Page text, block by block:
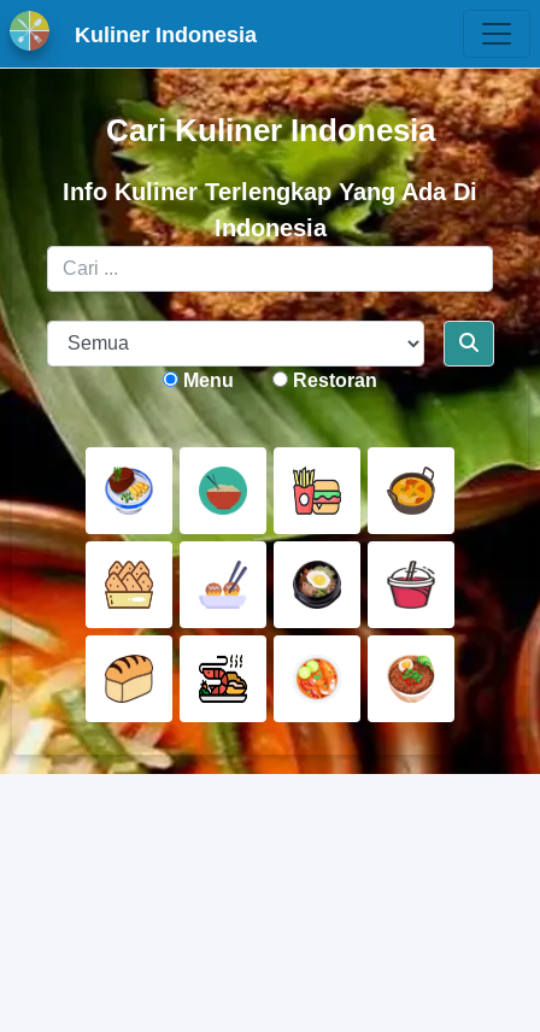
Kuliner Indonesia
Cari Kuliner Indonesia
Info Kuliner Terlengkap Yang Ada Di
Indonesia
Menu Restoran